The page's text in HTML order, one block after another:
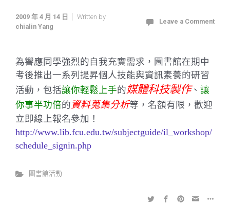
2009 年 4 月 14 日
Written by
chialin Yang
Leave a Comment
為響應同學強烈的自我充實需求，圖書館在期中
考後推出一系列提昇個人技能與資訊素養的研習
活動，包括讓你輕鬆上手的媒體科技製作、 讓
你事半功倍的 資料蒐集分析等，名額有限，歡迎
立即線上報名參加！
http://www.lib.fcu.edu.tw/subjectguide/il_workshop/
schedule_signin.php
圖書館活動